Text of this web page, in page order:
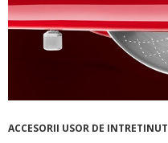
ACCESORII USOR DE INTRETINUT